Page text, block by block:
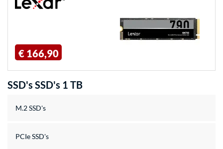
€ 166,90
SSD's SSD's 1 TB
M.2 SSD's
PCIe SSD's